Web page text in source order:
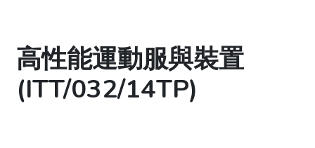
高性能運動服與裝置
(ITT/032/14TP)